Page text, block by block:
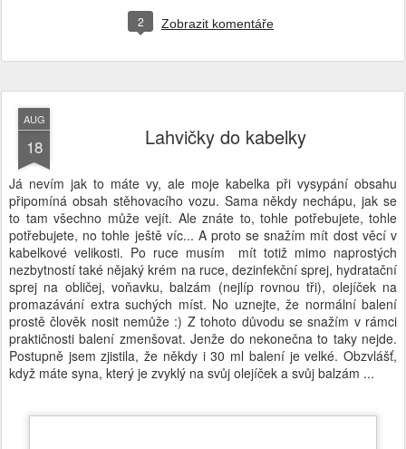
2 Zobrazit komentáře
AUG
18 Lahvičky do kabelky
Já nevím jak to máte vy, ale moje kabelka při vysypání obsahu
připomíná obsah stěhovacího vozu. Sama někdy nechápu, jak se
to tam všechno může vejít. Ale znáte to, tohle potřebujete, tohle
potřebujete, no tohle ještě víc... A proto se snažím mít dost věcí v
kabelkové velikosti. Po ruce musím mít totiž mimo naprostých
nezbytností také nějaký krém na ruce, dezinfekční sprej, hydratační
sprej na obličej, voňavku, balzám (nejlíp rovnou tři), olejíček na
promazávání extra suchých míst. No uznejte, že normální balení
prostě člověk nosit nemůže :) Z tohoto důvodu se snažím v rámci
praktičnosti balení zmenšovat. Jenže do nekonečna to taky nejde.
Postupně jsem zjistila, že někdy i 30 ml balení je velké. Obzvlášť,
když máte syna, který je zvyklý na svůj olejíček a svůj balzám ...